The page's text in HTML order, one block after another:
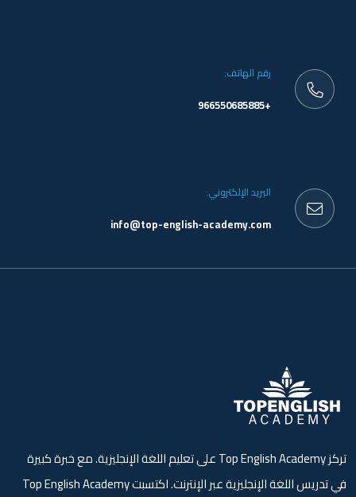
رقم الهاتف:
+966550685885
البريد الإلكتروني:
info@top-english-academy.com
تركز Top English Academy على تعليم اللغة الإنجليزية. مع خبرة كبيرة
في تدريس اللغة الإنجليزية عبر الإنترنت. اكتسبت Top English Academy